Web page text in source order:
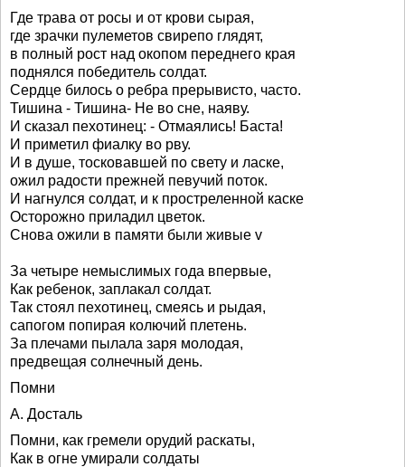
Где трава от росы и от крови сырая,
где зрачки пулеметов свирепо глядят,
в полный рост над окопом переднего края
поднялся победитель солдат.
Сердце билось о ребра прерывисто, часто.
Тишина - Тишина- Не во сне, наяву.
И сказал пехотинец: - Отмаялись! Баста!
И приметил фиалку во рву.
И в душе, тосковавшей по свету и ласке,
ожил радости прежней певучий поток.
И нагнулся солдат, и к простреленной каске
Осторожно приладил цветок.
Снова ожили в памяти были живые v
За четыре немыслимых года впервые,
Как ребенок, заплакал солдат.
Так стоял пехотинец, смеясь и рыдая,
сапогом попирая колючий плетень.
За плечами пылала заря молодая,
предвещая солнечный день.
Помни
А. Досталь
Помни, как гремели орудий раскаты,
Как в огне умирали солдаты